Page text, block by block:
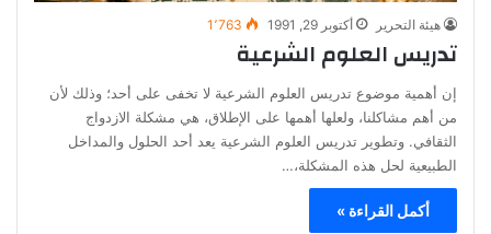
هيئة التحرير أكتوبر 29, 1991 1٬763
تدريس العلوم الشرعية
إن أهمية موضوع تدريس العلوم الشرعية لا تخفى على أحد؛ وذلك لأن
من أهم مشاكلنا، ولعلها أهمها على الإطلاق، هي مشكلة الازدواج
الثقافي. وتطوير تدريس العلوم الشرعية يعد أحد الحلول والمداخل
الطبيعية لحل هذه المشكلة،…
أكمل القراءة »